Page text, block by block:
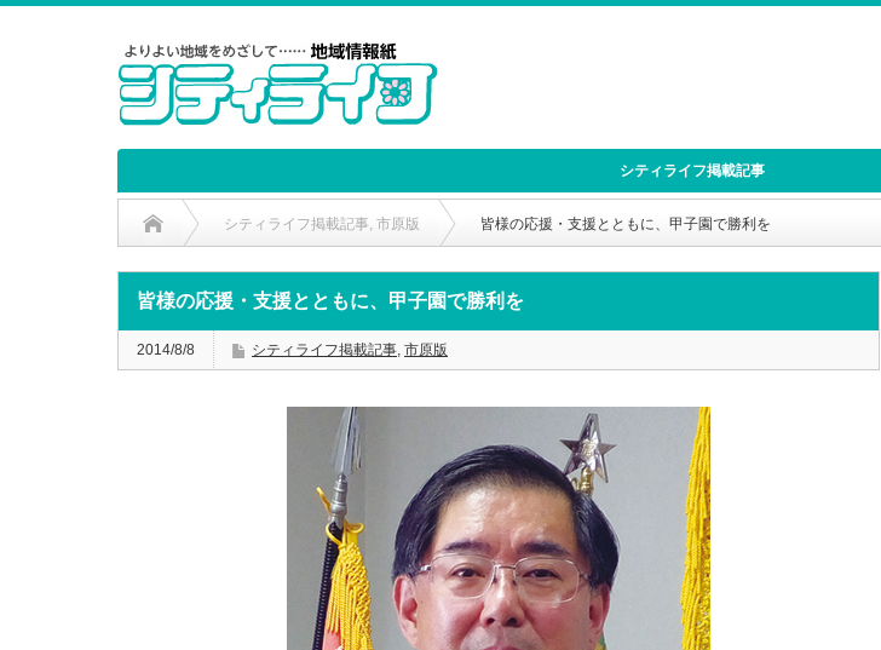
シティライフ掲載記事
シティライフ掲載記事, 市原版 皆様の応援・支援とともに、甲子園で勝利を
皆様の応援・支援とともに、甲子園で勝利を
2014/8/8 シティライフ掲載記事, 市原版